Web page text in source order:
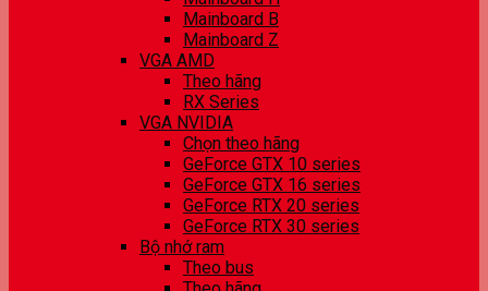
Mainboard B
Mainboard Z
VGA AMD
Theo hãng
RX Series
VGA NVIDIA
Chọn theo hãng
GeForce GTX 10 series
GeForce GTX 16 series
GeForce RTX 20 series
GeForce RTX 30 series
Bộ nhớ ram
Theo bus